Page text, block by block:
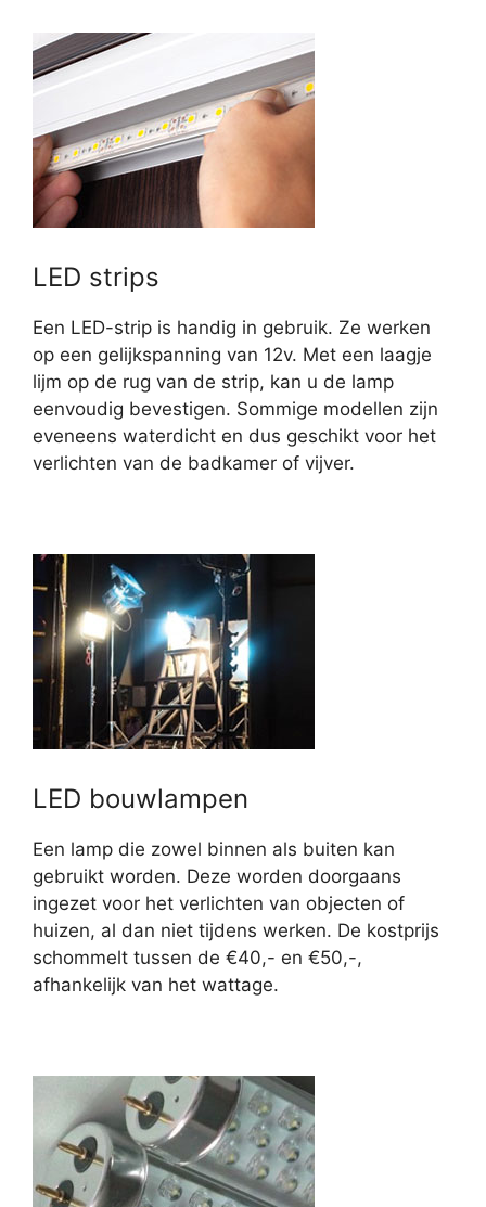
LED strips
Een LED-strip is handig in gebruik. Ze werken
op een gelijkspanning van 12v. Met een laagje
lijm op de rug van de strip, kan u de lamp
eenvoudig bevestigen. Sommige modellen zijn
eveneens waterdicht en dus geschikt voor het
verlichten van de badkamer of vijver.
LED bouwlampen
Een lamp die zowel binnen als buiten kan
gebruikt worden. Deze worden doorgaans
ingezet voor het verlichten van objecten of
huizen, al dan niet tijdens werken. De kostprijs
schommelt tussen de €40,- en €50,-,
afhankelijk van het wattage.